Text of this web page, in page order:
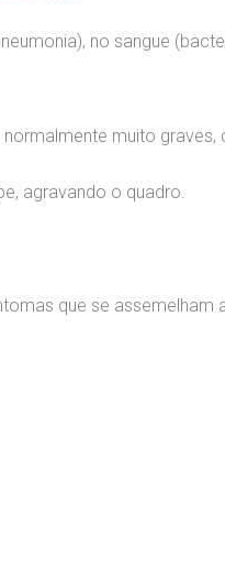
no sangue
muito
agravando o quadro.
que se